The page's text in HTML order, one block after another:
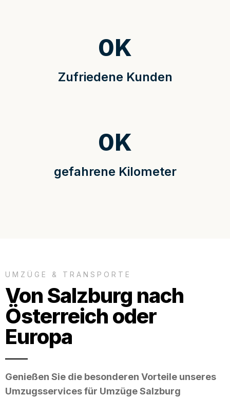
Zufriedene Kunden
0K
gefahrene Kilometer
0K
UMZÜGE & TRANSPORTE
Von Salzburg nach
Österreich oder
Europa
Genießen Sie die besonderen Vorteile unseres
Umzugsservices für Umzüge Salzburg